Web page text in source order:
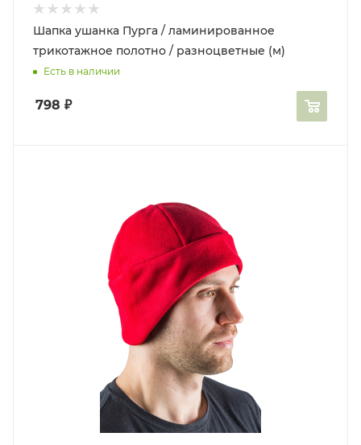
Шапка ушанка Пурга / ламинированное
трикотажное полотно / разноцветные (м)
Есть в наличии
798 ₽